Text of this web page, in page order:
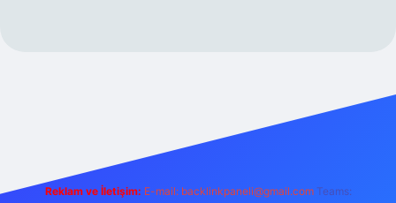
Reklam ve İletişim: E-mail: backlinkpaneli@gmail.com Teams: